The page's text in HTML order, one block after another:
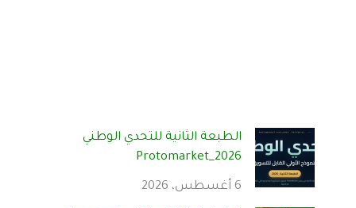
الطبعة الثانية للتحدي الوطني
Protomarket_2026
6 أغسطس، 2026